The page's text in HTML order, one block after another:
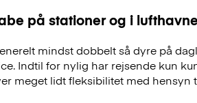
på stationer og i lufthavne
mindst dobbelt så dyre på
Indtil for nylig har rejsende kun
meget lidt fleksibilitet med hensyn